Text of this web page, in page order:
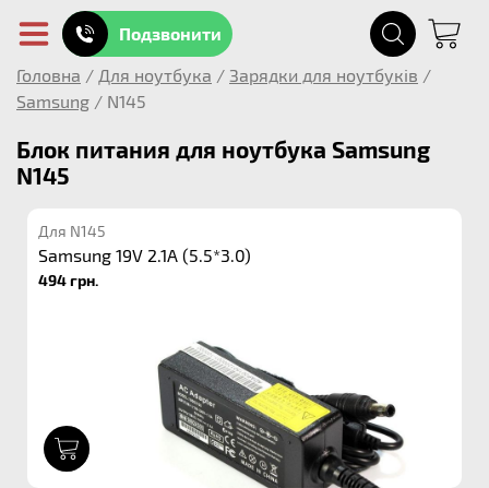
Подзвонити
Головна / Для ноутбука / Зарядки для ноутбуків /
Samsung / N145
Блок питания для ноутбука Samsung
N145
Для N145
Samsung 19V 2.1A (5.5*3.0)
494 грн.